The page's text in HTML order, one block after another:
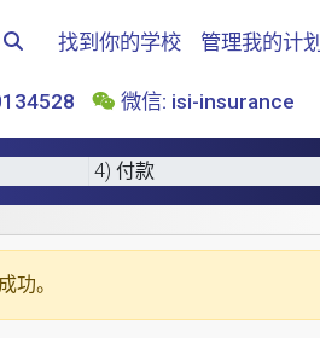
找到你的学校 管理我的计划
微信: isi-insurance
4) 付款
功。